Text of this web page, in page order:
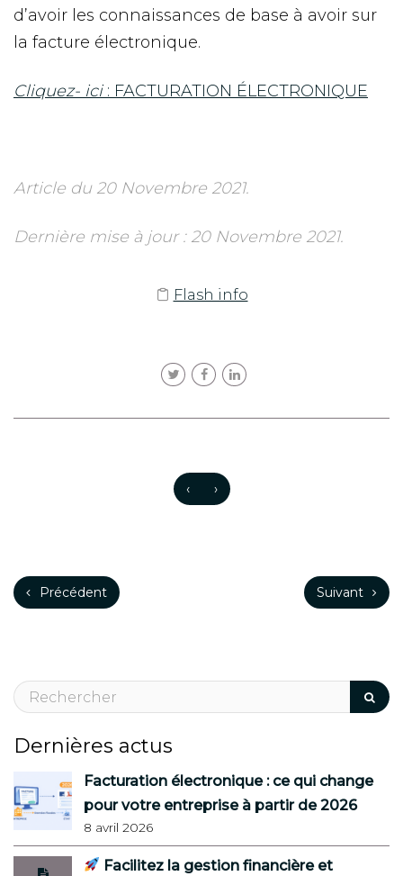
d’avoir les connaissances de base à avoir sur
la facture électronique.
Cliquez- ici: FACTURATION ÉLECTRONIQUE
Article du 20 Novembre 2021.
Dernière mise à jour : 20 Novembre 2021.
Flash info
‹ ›
Précédent Suivant
Dernières actus
Facturation électronique : ce qui change
pour votre entreprise à partir de 2026
8 avril 2026
Facilitez la gestion financière et